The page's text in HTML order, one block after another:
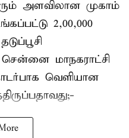
அளவிலான முகாம்
2,00,000
மாநகராட்சி
வெளியான